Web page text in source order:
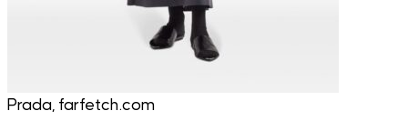
Prada, farfetch.com